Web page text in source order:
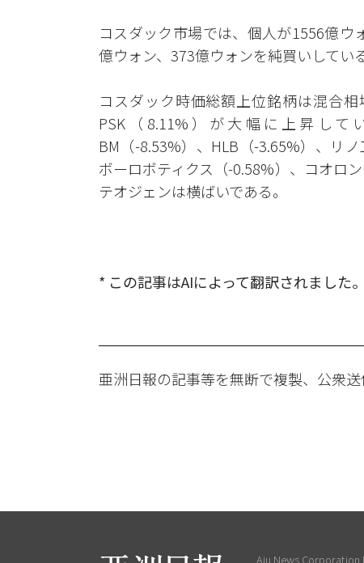
コスダック市場では、個人が1556億
億ウォン、373億ウォンを純買いしている
コスダック時価総額上位銘柄は混合
PSK（8.11%）が大幅に上昇し
BM（-8.53%）、HLB（-3.65%）、リ
ボーロボティクス（-0.58%）、コオロ
テオジェンは横ばいである。
* この記事はAIによって翻訳されました。
亜洲日報の記事等を無断で複製、公衆
Aju News Corporation